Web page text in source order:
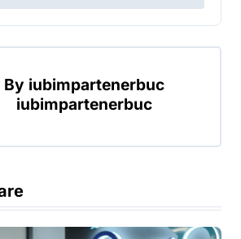
By iubimpartenerbuc
iubimpartenerbuc